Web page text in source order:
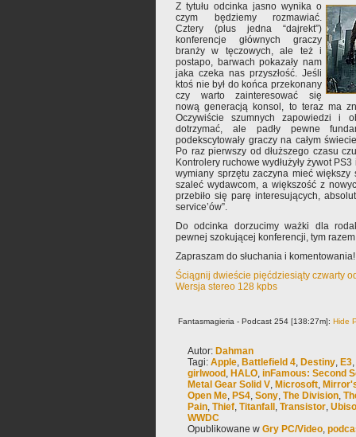
Z tytułu odcinka jasno wynika o
czym będziemy rozmawiać.
Cztery (plus jedna “dajrekt”)
konferencje głównych graczy
branży w tęczowych, ale też i
postapo, barwach pokazały nam
jaka czeka nas przyszłość. Jeśli
ktoś nie był do końca przekonany
czy warto zainteresować się
nową generacją konsol, to teraz ma
Oczywiście szumnych zapowiedzi i
dotrzymać, ale padły pewne
podekscytowały graczy na całym
Po raz pierwszy od dłuższego czasu
Kontrolery ruchowe wydłużyły żywot
wymiany sprzętu zaczyna mieć
szaleć wydawcom, a większość z
przebiło się parę interesujących,
service’ów”.
Do odcinka dorzucimy ważki dla
pewnej szokującej konferencji, tym
Zapraszam do słuchania i komentowania!
Ściągnij dwieście pięćdziesiąty czwarty
Wersja stereo 128 kpbs
Fantasmagieria - Podcast 254 [138:27m]: Hide
Autor: Dahman
Tagi: Apple, Battlefield 4, Destiny, E3,
girlwood , HALO, inFamous: Second
Metal Gear Solid V, Microsoft,
Open Me, PS4, Sony, The Division,
Pain, Thief, Titanfall , Transistor,
WWDC
Opublikowane w Gry PC/Video,